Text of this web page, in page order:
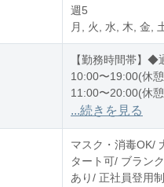
週5
月, 火, 水, 木, 金,
【勤務時間帯】◆
10:00〜19:00(休
11:00〜20:00(休
12:00〜21:00(休憩
※残業：5〜10時
...続きを見る
マスク・消毒OK/
タート可/ ブラン
あり/ 正社員登用